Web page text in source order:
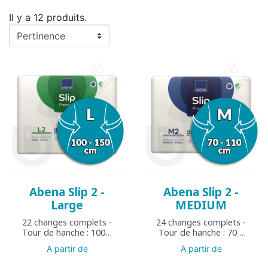
Il y a 12 produits.
Abena Slip 2 -
Large
22 changes complets -
Tour de hanche : 100 à
150 cm
A partir de
Abena Slip 2 -
MEDIUM
24 changes complets -
Tour de hanche : 70 à
110 cm
A partir de